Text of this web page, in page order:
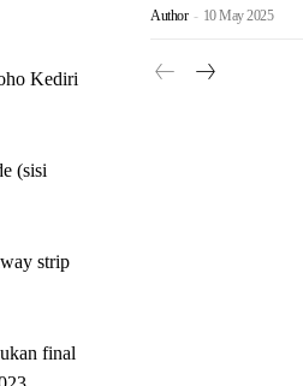
Kediri
(sisi
strip
final
Author - 10 May 2025